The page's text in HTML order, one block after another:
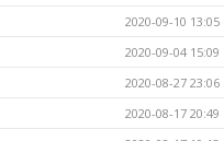
2020-09-10 13:05
2020-09-04 15:09
2020-08-27 23:06
2020-08-17 20:49